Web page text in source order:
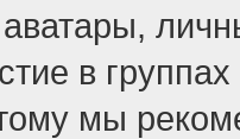
в
мы